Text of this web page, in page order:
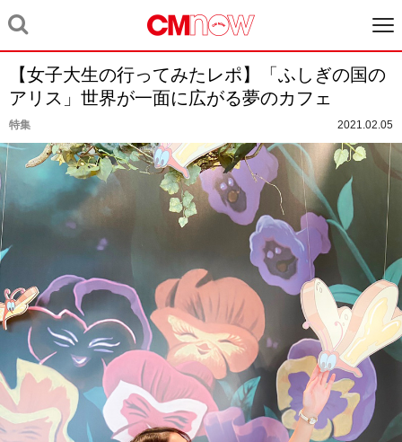
【女子大生の行ってみたレポ】「ふしぎの国の
アリス」世界が一面に広がる夢のカフェ
特集 2021.02.05